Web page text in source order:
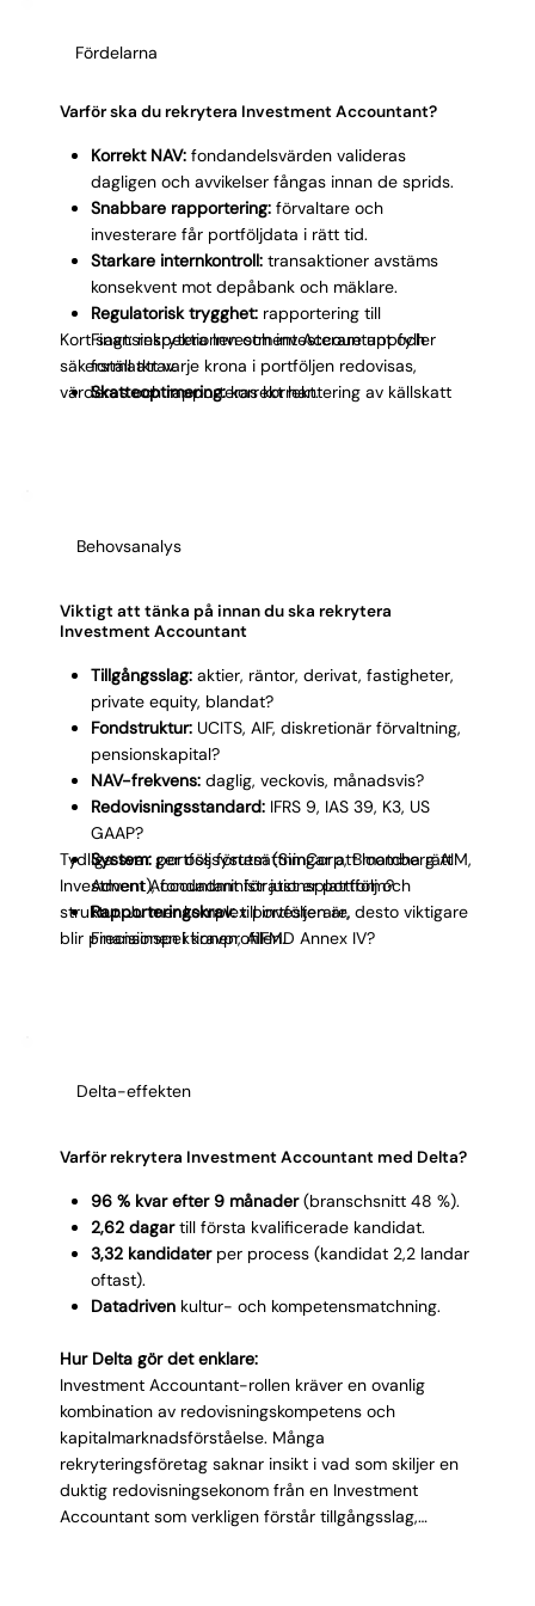
Fördelarna
Varför ska du rekrytera Investment Accountant?
Korrekt NAV:fondandelsvärden valideras
dagligen och avvikelser fångas innan de sprids.
Snabbare rapportering:förvaltare och
investerare får portföljdata i rätt tid.
Starkare internkontroll:transaktioner avstäms
konsekvent mot depåbank och mäklare.
Regulatorisk trygghet:rapportering till
Finansinspektionen och investerare uppfyller
formatkrav.
Skatteoptimering:korrekt hantering av källskatt
Kort sagt: rekrytera Investment Accountant och
säkerställ att varje krona i portföljen redovisas,
värderas och rapporteras korrekt.
Behovsanalys
Viktigt att tänka på innan du ska rekrytera
Investment Accountant
Tillgångsslag:aktier, räntor, derivat, fastigheter,
private equity, blandat?
Fondstruktur:UCITS, AIF, diskretionär förvaltning,
pensionskapital?
NAV-frekvens:daglig, veckovis, månadsvis?
Redovisningsstandard:IFRS 9, IAS 39, K3, US
GAAP?
System:portföljsystem (SimCorp, Bloomberg AIM,
Advent), fondadministrationsplattform?
Rapporteringskrav:till investerare,
Finansinspektionen, AIFMD Annex IV?
Tydliga svar ger oss förutsättningar att matcha rätt
Investment Accountant för just er portfölj och
struktur. Ju mer komplex portföljen är, desto viktigare
blir precisionen i kravprofilen.
Delta-effekten
Varför rekrytera Investment Accountant med Delta?
96 % kvar efter 9 månader(branschsnitt 48 %).
2,62 dagartill första kvalificerade kandidat.
3,32 kandidaterper process (kandidat 2,2 landar
oftast).
Datadrivenkultur- och kompetensmatchning.
Hur Delta gör det enklare:
Investment Accountant-rollen kräver en ovanlig
kombination av redovisningskompetens och
kapitalmarknadsförståelse. Många
rekryteringsföretag saknar insikt i vad som skiljer en
duktig redovisningsekonom från en Investment
Accountant som verkligen förstår tillgångsslag,